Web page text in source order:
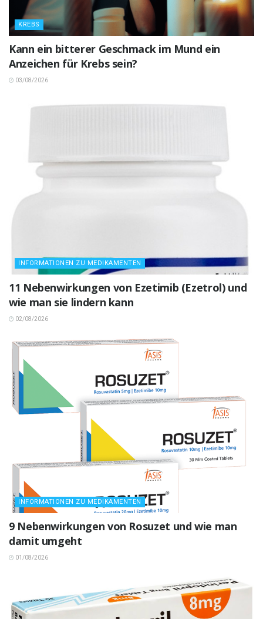
KREBS
Kann ein bitterer Geschmack im Mund ein
Anzeichen für Krebs sein?
03/08/2026
INFORMATIONEN ZU MEDIKAMENTEN
11 Nebenwirkungen von Ezetimib (Ezetrol) und
wie man sie lindern kann
02/08/2026
INFORMATIONEN ZU MEDIKAMENTEN
9 Nebenwirkungen von Rosuzet und wie man
damit umgeht
01/08/2026